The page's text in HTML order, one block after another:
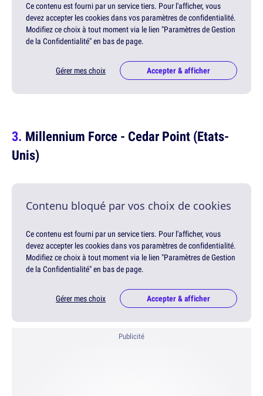
Ce contenu est fourni par un service tiers. Pour l'afficher, vous
devez accepter les cookies dans vos paramètres de confidentialité.
Modifiez ce choix à tout moment via le lien "Paramètres de Gestion
de la Confidentialité" en bas de page.
Gérer mes choix Accepter & afficher
Millennium Force - Cedar Point (Etats-
Unis)
Contenu bloqué par vos choix de cookies
Ce contenu est fourni par un service tiers. Pour l'afficher, vous
devez accepter les cookies dans vos paramètres de confidentialité.
Modifiez ce choix à tout moment via le lien "Paramètres de Gestion
de la Confidentialité" en bas de page.
Gérer mes choix Accepter & afficher
Publicité